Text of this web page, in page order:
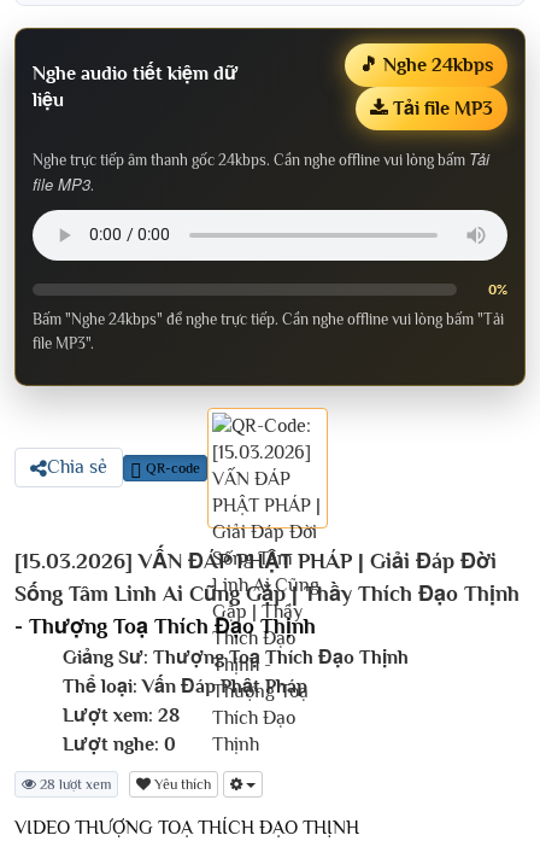
Nghe audio tiết kiệm dữ
liệu
🎵 Nghe 24kbps
Tải file MP3
Nghe trực tiếp âm thanh gốc 24kbps. Cần nghe offline vui lòng bấm Tải
file MP3.
0%
Bấm "Nghe 24kbps" để nghe trực tiếp. Cần nghe offline vui lòng bấm "Tải
file MP3".
Chia sẻ QR-code
[15.03.2026] VẤN ĐÁP PHẬT PHÁP | Giải Đáp Đời
Sống Tâm Linh Ai Cũng Gặp | Thầy Thích Đạo Thịnh
- Thượng Toạ Thích Đạo Thịnh
Giảng Sư: Thượng Toạ Thích Đạo Thịnh
Thể loại: Vấn Đáp Phật Pháp
Lượt xem: 28
Lượt nghe: 0
28 lượt xem Yêu thích
VIDEO THƯỢNG TOẠ THÍCH ĐẠO THỊNH